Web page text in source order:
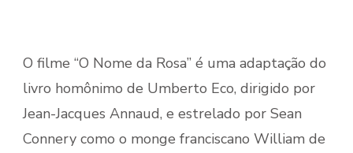
O filme “O Nome da Rosa” é uma adaptação do
livro homônimo de Umberto Eco, dirigido por
Jean-Jacques Annaud, e estrelado por Sean
Connery como o monge franciscano William de